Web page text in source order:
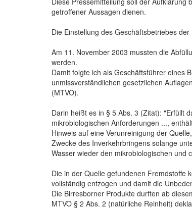
getroffener Aussagen dienen.
Die Einstellung des Geschäftsbetriebes
Am 11. November 2003 mussten die
werden.
Damit folgte ich als Geschäftsführer eines
unmissverständlichen gesetzlichen
(MTVO).
Darin heißt es in § 5 Abs. 3 (Zitat): "Erfüllt
mikrobiologischen Anforderungen ...,
Hinweis auf eine Verunreinigung der
Zwecke des Inverkehrbringens solange
Wasser wieder den mikrobiologischen und
Die in der Quelle gefundenen Fremdstoffe
vollständig entzogen und damit die
Die Birresborner Produkte durften ab
MTVO § 2 Abs. 2 (natürliche Reinheit)